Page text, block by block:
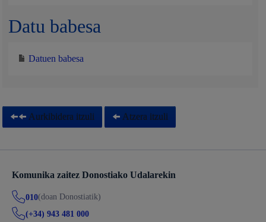
Datu babesa
Datuen babesa
Aurkibidera itzuli Atzera itzuli
Komunika zaitez Donostiako Udalarekin
010(doan Donostiatik)
(+34) 943 481 000